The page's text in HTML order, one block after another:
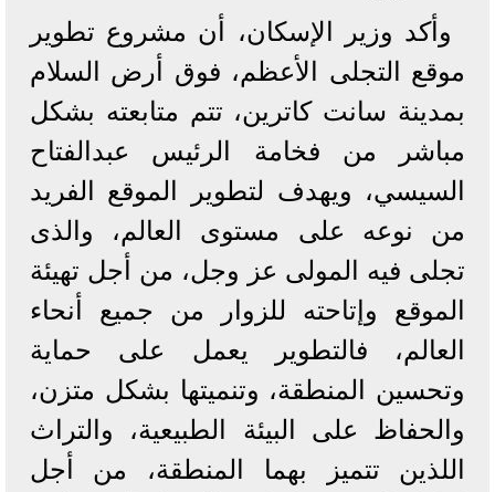
وأكد وزير الإسكان، أن مشروع تطوير
موقع التجلى الأعظم، فوق أرض السلام
بمدينة سانت كاترين، تتم متابعته بشكل
مباشر من فخامة الرئيس عبدالفتاح
السيسي، ويهدف لتطوير الموقع الفريد
من نوعه على مستوى العالم، والذى
تجلى فيه المولى عز وجل، من أجل تهيئة
الموقع وإتاحته للزوار من جميع أنحاء
العالم، فالتطوير يعمل على حماية
وتحسين المنطقة، وتنميتها بشكل متزن،
والحفاظ على البيئة الطبيعية، والتراث
اللذين تتميز بهما المنطقة، من أجل